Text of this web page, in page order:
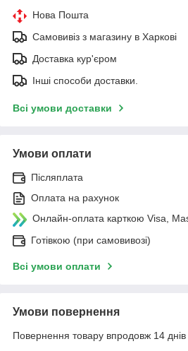
Нова Пошта
Самовивіз з магазину в Харкові
Доставка кур'єром
Інші способи доставки.
Всі умови доставки
Умови оплати
Післяплата
Оплата на рахунок
Онлайн-оплата карткою Visa,
Готівкою (при самовивозі)
Всі умови оплати
Умови повернення
Повернення товару впродовж 14 днів